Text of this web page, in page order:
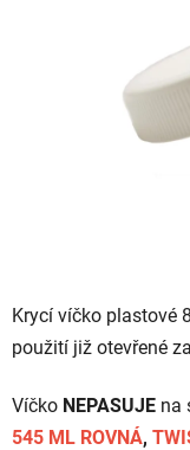
Krycí víčko plastové
použití již otevřené
Víčko NEPASUJE na
545 ML ROVNÁ,